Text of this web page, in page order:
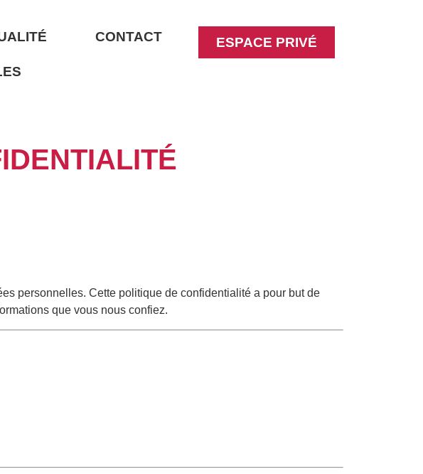
CONTACT ESPACE PRIVÉ
personnelles. Cette politique de confidentialité a pour but de
que vous nous confiez.